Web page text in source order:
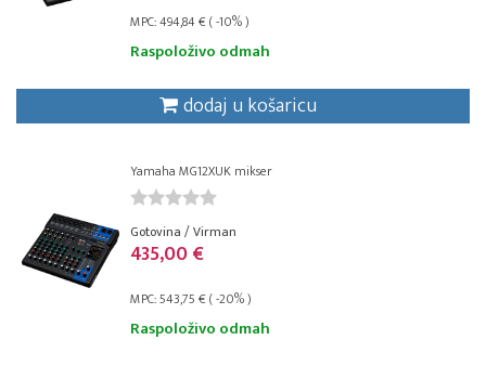
MPC: 494,84 € ( -10% )
Raspoloživo odmah
dodaj u košaricu
Yamaha MG12XUK mikser
Gotovina / Virman
435,00 €
MPC: 543,75 € ( -20% )
Raspoloživo odmah